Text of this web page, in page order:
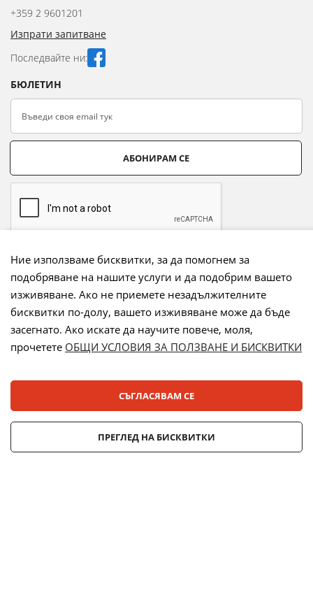
+359 2 9601201
Изпрати запитване
Последвайте ни:
БЮЛЕТИН
АБОНИРАМ СЕ
Начини на плащане:
Лизинг:
Ние използваме бисквитки, за да помогнем за
подобряване на нашите услуги и да подобрим вашето
изживяване. Ако не приемете незадължителните
бисквитки по-долу, вашето изживяване може да бъде
засегнато. Ако искате да научите повече, моля,
прочетете ОБЩИ УСЛОВИЯ ЗА ПОЛЗВАНЕ И БИСКВИТКИ
СЪГЛАСЯВАМ СЕ
ПРЕГЛЕД НА БИСКВИТКИ